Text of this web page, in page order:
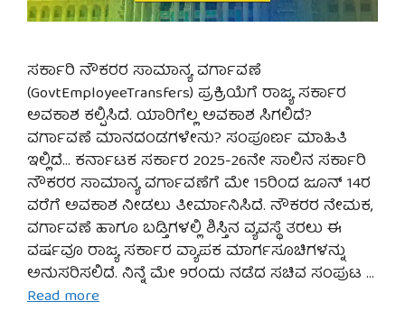
ಸರ್ಕಾರಿ ನೌಕರರ ಸಾಮಾನ್ಯ ವರ್ಗಾವಣೆ
(GovtEmployeeTransfers) ಪ್ರಕ್ರಿಯೆಗೆ ರಾಜ್ಯ ಸರ್ಕಾರ
ಅವಕಾಶ ಕಲ್ಪಿಸಿದೆ. ಯಾರಿಗೆಲ್ಲ ಅವಕಾಶ ಸಿಗಲಿದೆ?
ವರ್ಗಾವಣೆ ಮಾನದಂಡಗಳೇನು? ಸಂಪೂರ್ಣ ಮಾಹಿತಿ
ಇಲ್ಲಿದೆ… ಕರ್ನಾಟಕ ಸರ್ಕಾರ 2025-26ನೇ ಸಾಲಿನ ಸರ್ಕಾರಿ
ನೌಕರರ ಸಾಮಾನ್ಯ ವರ್ಗಾವಣೆಗೆ ಮೇ 15ರಿಂದ ಜೂನ್ 14ರ
ವರೆಗೆ ಅವಕಾಶ ನೀಡಲು ತೀರ್ಮಾನಿಸಿದೆ. ನೌಕರರ ನೇಮಕ,
ವರ್ಗಾವಣೆ ಹಾಗೂ ಬಡ್ತಿಗಳಲ್ಲಿ ಶಿಸ್ತಿನ ವ್ಯವಸ್ಥೆ ತರಲು ಈ
ವರ್ಷವೂ ರಾಜ್ಯ ಸರ್ಕಾರ ವ್ಯಾಪಕ ಮಾರ್ಗಸೂಚಿಗಳನ್ನು
ಅನುಸರಿಸಲಿದೆ. ನಿನ್ನೆ ಮೇ 9ರಂದು ನಡೆದ ಸಚಿವ ಸಂಪುಟ …
Read more